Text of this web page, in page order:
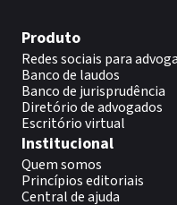
Produto
Redes sociais para
Banco de laudos
Banco de jurisprudência
Diretório de advogados
Escritório virtual
Institucional
Quem somos
Princípios editoriais
Central de ajuda